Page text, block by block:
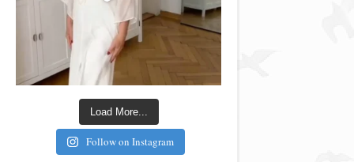
Load More...
Follow on Instagram